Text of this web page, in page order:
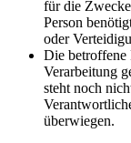
für die
Person
oder
Die betroffene
Verarbeitung
steht noch
überwiegen.